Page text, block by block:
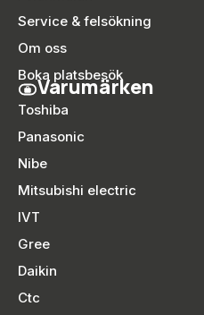
Service & felsökning
Om oss
Boka platsbesök
Varumärken
Toshiba
Panasonic
Nibe
Mitsubishi electric
IVT
Gree
Daikin
Ctc